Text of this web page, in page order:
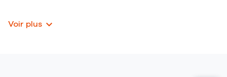
Voir plus